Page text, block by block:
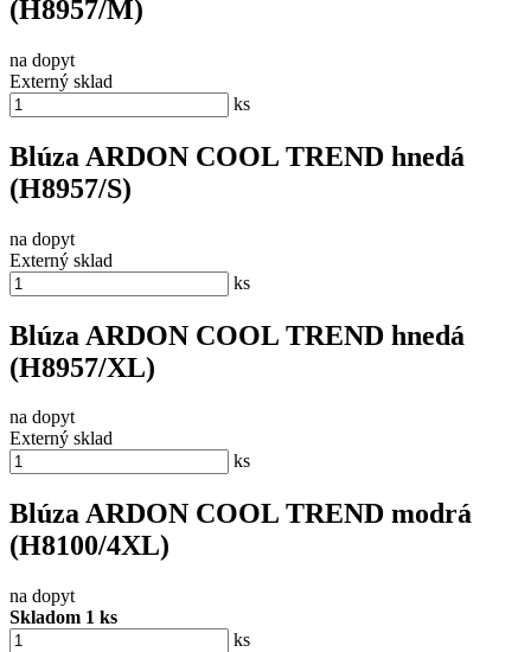
(H8957/M)
na dopyt
Externý sklad
ks
Blúza ARDON COOL TREND hnedá
(H8957/S)
na dopyt
Externý sklad
ks
Blúza ARDON COOL TREND hnedá
(H8957/XL)
na dopyt
Externý sklad
ks
Blúza ARDON COOL TREND modrá
(H8100/4XL)
na dopyt
Skladom 1 ks
ks